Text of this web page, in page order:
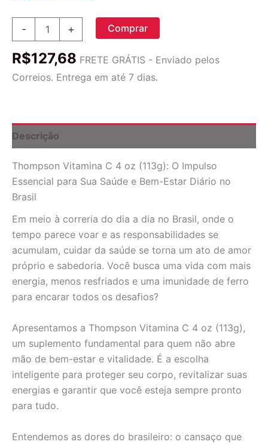
-
4
(113g)
Imunidade
no
quantidade
+ Comprar
R$127,68 FRETE GRÁTIS - Enviado pelos
Correios. Entrega em até 7 dias.
Descrição
Thompson Vitamina C 4 oz (113g): O Impulso
Essencial para Sua Saúde e Bem-Estar Diário no
Brasil
Em meio à correria do dia a dia no Brasil, onde o
tempo parece voar e as responsabilidades se
acumulam, cuidar da saúde se torna um ato de amor
próprio e sabedoria. Você busca uma vida com mais
energia, menos resfriados e uma imunidade de ferro
para encarar todos os desafios?
Apresentamos a Thompson Vitamina C 4 oz (113g),
um suplemento fundamental para quem não abre
mão de bem-estar e vitalidade. É a escolha
inteligente para proteger seu corpo, revitalizar suas
energias e garantir que você esteja sempre pronto
para tudo.
Entendemos as dores do brasileiro: o cansaço que